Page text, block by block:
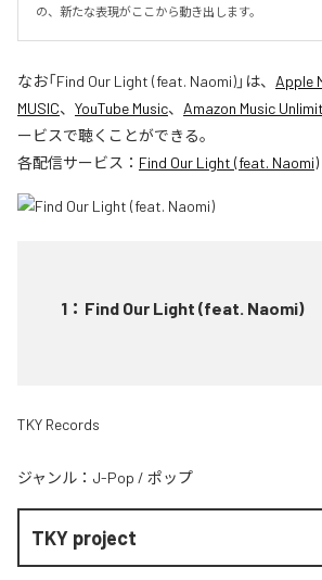
の、新たな表現がここから動き出します。
なお「Find Our Light (feat. Naomi)」は、 Apple
MUSIC、 YouTube Music、 Amazon Music
ービスで聴くことができる。
各配信サービス： Find Our Light (feat. Naomi)
1 ： Find Our Light (feat. Naomi)
TKY Records
ジャンル： J-Pop / ポップ
TKY project